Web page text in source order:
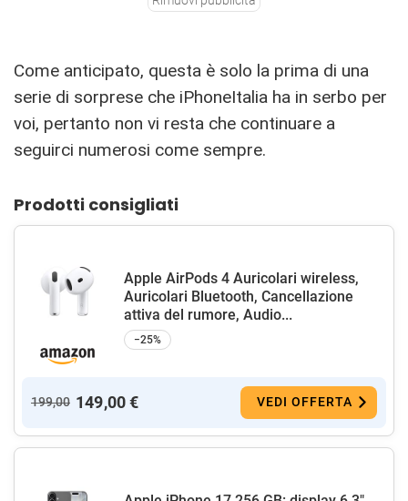
Come anticipato, questa è solo la prima di una
serie di sorprese che iPhoneItalia ha in serbo per
voi, pertanto non vi resta che continuare a
seguirci numerosi come sempre.
Prodotti consigliati
Apple AirPods 4 Auricolari wireless,
Auricolari Bluetooth, Cancellazione
attiva del rumore, Audio...
−25%
199,00 149,00 € VEDI OFFERTA